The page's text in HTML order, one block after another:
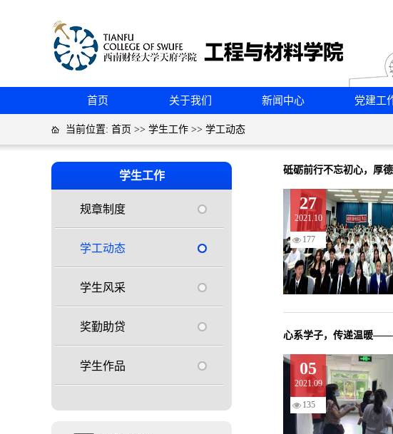
首页 关于我们 新闻中心 党建工
当前位置: 首页 >> 学生工作 >> 学工动态
学生工作
规章制度
学工动态
学生风采
奖勤助贷
学生作品
砥砺前行不忘初心，厚
27
2021.10
177
心系学子，传递温暖——
05
2021.09
135